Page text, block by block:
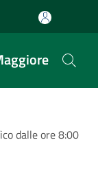
dalle ore 8:00